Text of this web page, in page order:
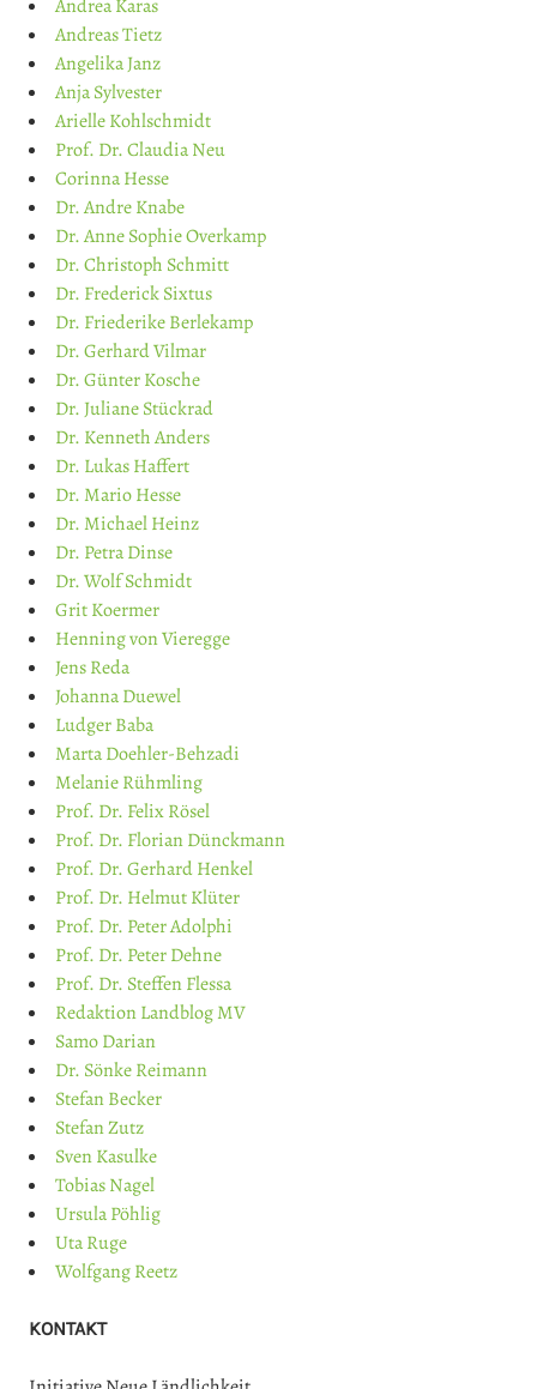
Andrea Karas
Andreas Tietz
Angelika Janz
Anja Sylvester
Arielle Kohlschmidt
Prof. Dr. Claudia Neu
Corinna Hesse
Dr. Andre Knabe
Dr. Anne Sophie Overkamp
Dr. Christoph Schmitt
Dr. Frederick Sixtus
Dr. Friederike Berlekamp
Dr. Gerhard Vilmar
Dr. Günter Kosche
Dr. Juliane Stückrad
Dr. Kenneth Anders
Dr. Lukas Haffert
Dr. Mario Hesse
Dr. Michael Heinz
Dr. Petra Dinse
Dr. Wolf Schmidt
Grit Koermer
Henning von Vieregge
Jens Reda
Johanna Duewel
Ludger Baba
Marta Doehler-Behzadi
Melanie Rühmling
Prof. Dr. Felix Rösel
Prof. Dr. Florian Dünckmann
Prof. Dr. Gerhard Henkel
Prof. Dr. Helmut Klüter
Prof. Dr. Peter Adolphi
Prof. Dr. Peter Dehne
Prof. Dr. Steffen Flessa
Redaktion Landblog MV
Samo Darian
Dr. Sönke Reimann
Stefan Becker
Stefan Zutz
Sven Kasulke
Tobias Nagel
Ursula Pöhlig
Uta Ruge
Wolfgang Reetz
KONTAKT